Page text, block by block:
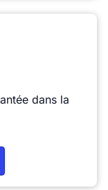
dans la